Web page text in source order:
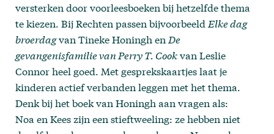
versterken door voorleesboeken bij hetzelfde thema
te kiezen. Bij Rechten passen bijvoorbeeld Elke dag
broerdagvan Tineke Honingh en De
gevangenisfamilie van Perry T. Cookvan Leslie
Connor heel goed. Met gesprekskaartjes laat je
kinderen actief verbanden leggen met het thema.
Denk bij het boek van Honingh aan vragen als:
Noa en Kees zijn een stieftweeling: ze hebben niet